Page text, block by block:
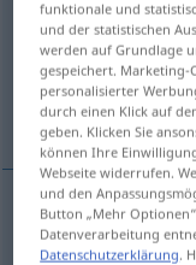
Übersicht aller
(Für mehr Details die
verwünschen,
verwünschen,
funktionale und
und der statistischen
werden auf Grundlage
gespeichert. Marketing-
personalisierter
durch einen Klick auf
geben. Klicken Sie
können Ihre
Webseite widerrufen.
und den
Button „Mehr
Datenverarbeitung
Datenschutzerklärung.